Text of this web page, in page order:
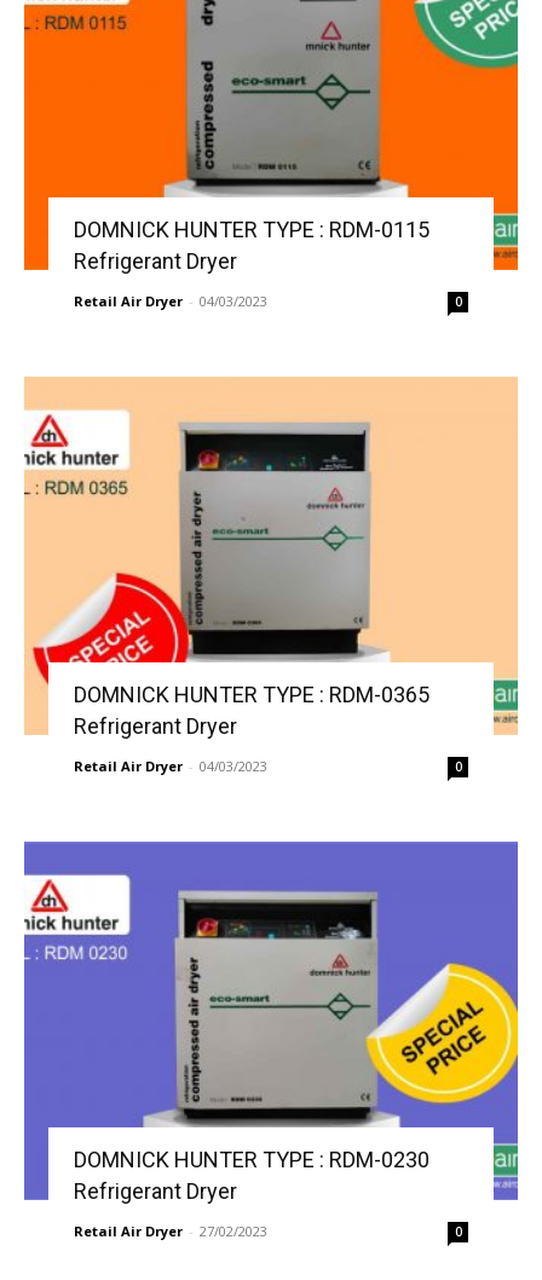
DOMNICK HUNTER TYPE : RDM-0115
Refrigerant Dryer
Retail Air Dryer - 04/03/2023 0
DOMNICK HUNTER TYPE : RDM-0365
Refrigerant Dryer
Retail Air Dryer - 04/03/2023 0
DOMNICK HUNTER TYPE : RDM-0230
Refrigerant Dryer
Retail Air Dryer - 27/02/2023 0